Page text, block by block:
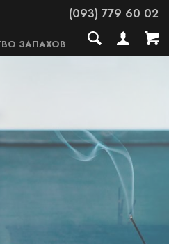
(093) 779 60 02
ЗАПАХОВ